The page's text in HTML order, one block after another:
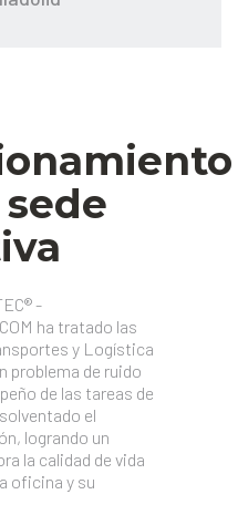
-
ha tratado las
y Logística
problema de ruido
de las tareas de
el
logrando un
la calidad de vida
oficina y su